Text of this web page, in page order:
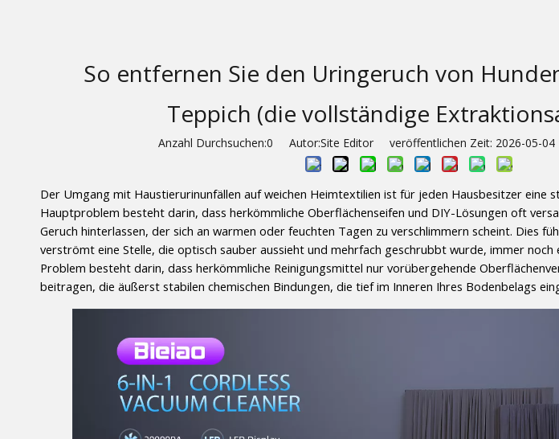
So entfernen Sie den Uringeruch von
Teppich (die vollständige
Anzahl Durchsuchen:0 Autor:Site Editor veröffentlichen Zeit: 2026-05-
Der Umgang mit Haustierurinunfällen auf weichen Heimtextilien ist für jeden Hausbesitzer eine
Hauptproblem besteht darin, dass herkömmliche Oberflächenseifen und DIY-Lösungen oft
Geruch hinterlassen, der sich an warmen oder feuchten Tagen zu verschlimmern scheint. Dies
verströmt eine Stelle, die optisch sauber aussieht und mehrfach geschrubbt wurde, immer noch
Problem besteht darin, dass herkömmliche Reinigungsmittel nur vorübergehende
beitragen, die äußerst stabilen chemischen Bindungen, die tief im Inneren Ihres Bodenbelags